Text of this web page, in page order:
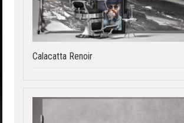
Calacatta Renoir